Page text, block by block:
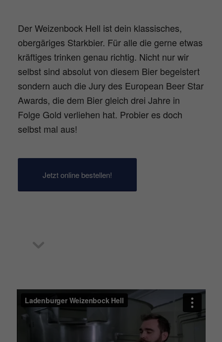
Der Weizenbock Hell ist dein klassisches,
obergäriges Starkbier. Für alle die gerne etwas
kräftiges trinken genau richtig. Nicht nur wir
selbst sind absolut von diesem Bier begeistert
sondern auch die Jury des European Beer Star
Awards, die dem Bier gleich drei Jahre in
Folge Gold verliehen hat. Probier es doch
selbst mal aus!
Jetzt online bestellen!